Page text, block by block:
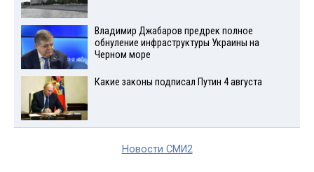
Владимир Джабаров предрек полное
обнуление инфраструктуры Украины на
Черном море
Какие законы подписал Путин 4 августа
Новости СМИ2